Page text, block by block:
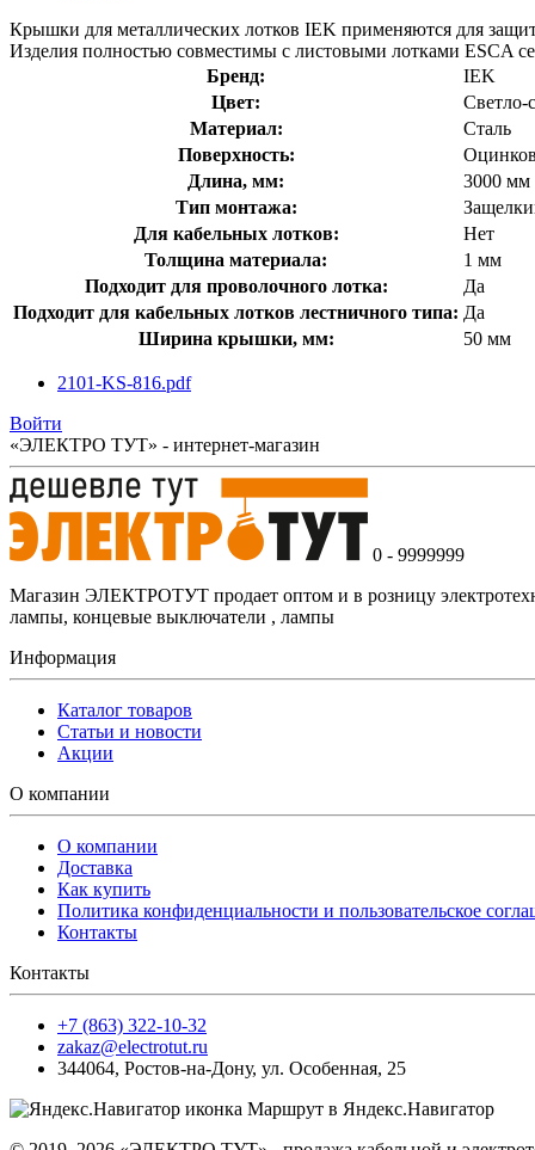
Крышки для металлических лотков IEK применяются для
Изделия полностью совместимы с листовыми лотками ESCA
Бренд:
IEK
Цвет:
Светло-
Материал:
Сталь
Поверхность:
Длина, мм:
3000 мм
Тип монтажа:
Для кабельных лотков:
Нет
Толщина материала:
1 мм
Подходит для проволочного лотка:
Да
Подходит для кабельных лотков лестничного типа: Да
Ширина крышки, мм:
50 мм
2101-KS-816.pdf
Войти
«ЭЛЕКТРО ТУТ» - интернет-магазин
0 - 9999999
Магазин ЭЛЕКТРОТУТ продает оптом и в розницу
лампы, концевые выключатели , лампы
Информация
Каталог товаров
Статьи и новости
Акции
О компании
О компании
Доставка
Как купить
Политика конфиденциальности и пользовательское
Контакты
Контакты
+7 (863) 322-10-32
zakaz@electrotut.ru
344064, Ростов-на-Дону, ул. Особенная, 25
Маршрут в Яндекс.Навигатор